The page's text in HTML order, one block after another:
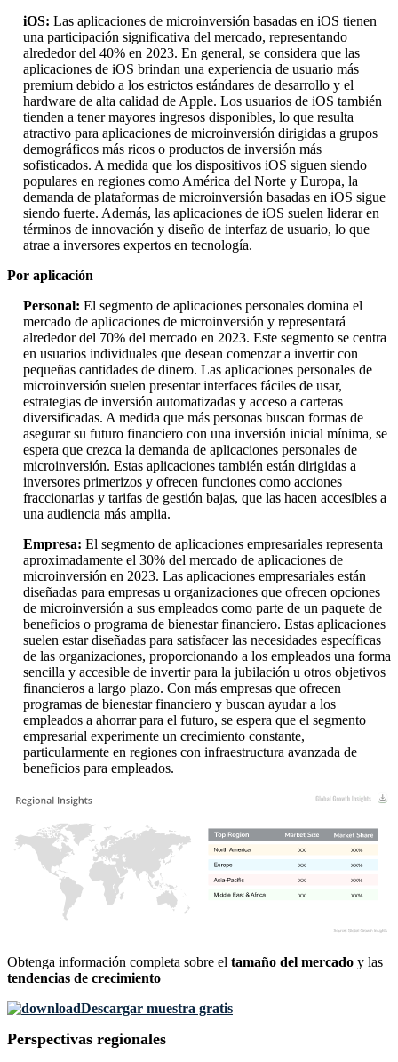
iOS: Las aplicaciones de microinversión basadas en iOS tienen
una participación significativa del mercado, representando
alrededor del 40% en 2023. En general, se considera que las
aplicaciones de iOS brindan una experiencia de usuario más
premium debido a los estrictos estándares de desarrollo y el
hardware de alta calidad de Apple. Los usuarios de iOS también
tienden a tener mayores ingresos disponibles, lo que resulta
atractivo para aplicaciones de microinversión dirigidas a grupos
demográficos más ricos o productos de inversión más
sofisticados. A medida que los dispositivos iOS siguen siendo
populares en regiones como América del Norte y Europa, la
demanda de plataformas de microinversión basadas en iOS sigue
siendo fuerte. Además, las aplicaciones de iOS suelen liderar en
términos de innovación y diseño de interfaz de usuario, lo que
atrae a inversores expertos en tecnología.
Por aplicación
Personal: El segmento de aplicaciones personales domina el
mercado de aplicaciones de microinversión y representará
alrededor del 70% del mercado en 2023. Este segmento se centra
en usuarios individuales que desean comenzar a invertir con
pequeñas cantidades de dinero. Las aplicaciones personales de
microinversión suelen presentar interfaces fáciles de usar,
estrategias de inversión automatizadas y acceso a carteras
diversificadas. A medida que más personas buscan formas de
asegurar su futuro financiero con una inversión inicial mínima, se
espera que crezca la demanda de aplicaciones personales de
microinversión. Estas aplicaciones también están dirigidas a
inversores primerizos y ofrecen funciones como acciones
fraccionarias y tarifas de gestión bajas, que las hacen accesibles a
una audiencia más amplia.
Empresa: El segmento de aplicaciones empresariales representa
aproximadamente el 30% del mercado de aplicaciones de
microinversión en 2023. Las aplicaciones empresariales están
diseñadas para empresas u organizaciones que ofrecen opciones
de microinversión a sus empleados como parte de un paquete de
beneficios o programa de bienestar financiero. Estas aplicaciones
suelen estar diseñadas para satisfacer las necesidades específicas
de las organizaciones, proporcionando a los empleados una forma
sencilla y accesible de invertir para la jubilación u otros objetivos
financieros a largo plazo. Con más empresas que ofrecen
programas de bienestar financiero y buscan ayudar a los
empleados a ahorrar para el futuro, se espera que el segmento
empresarial experimente un crecimiento constante,
particularmente en regiones con infraestructura avanzada de
beneficios para empleados.
XX%
XX
XX%
XX
XX%
XX
XX%
XX
Obtenga información completa sobre el tamaño del mercado y las
tendencias de crecimiento
Descargar muestra gratis
Perspectivas regionales